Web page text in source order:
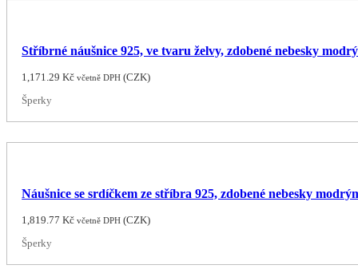
Stříbrné náušnice 925, ve tvaru želvy, zdobené nebesky
1,171.29Kč včetně DPH (CZK)
Šperky
Náušnice se srdíčkem ze stříbra 925, zdobené nebesky
1,819.77Kč včetně DPH (CZK)
Šperky